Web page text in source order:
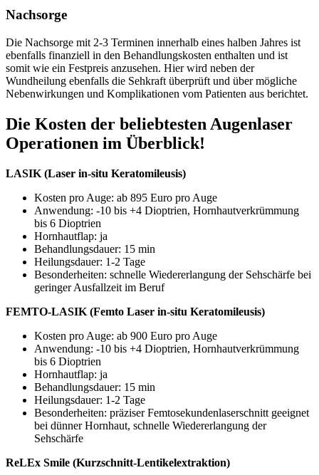
Nachsorge
Die Nachsorge mit 2-3 Terminen innerhalb eines halben Jahres ist
ebenfalls finanziell in den Behandlungskosten enthalten und ist
somit wie ein Festpreis anzusehen. Hier wird neben der
Wundheilung ebenfalls die Sehkraft überprüft und über mögliche
Nebenwirkungen und Komplikationen vom Patienten aus berichtet.
Die Kosten der beliebtesten Augenlaser
Operationen im Überblick!
LASIK (Laser in-situ Keratomileusis)
Kosten pro Auge: ab 895 Euro pro Auge
Anwendung: -10 bis +4 Dioptrien, Hornhautverkrümmung
bis 6 Dioptrien
Hornhautflap: ja
Behandlungsdauer: 15 min
Heilungsdauer: 1-2 Tage
Besonderheiten: schnelle Wiedererlangung der Sehschärfe bei
geringer Ausfallzeit im Beruf
FEMTO-LASIK (Femto Laser in-situ Keratomileusis)
Kosten pro Auge: ab 900 Euro pro Auge
Anwendung: -10 bis +4 Dioptrien, Hornhautverkrümmung
bis 6 Dioptrien
Hornhautflap: ja
Behandlungsdauer: 15 min
Heilungsdauer: 1-2 Tage
Besonderheiten: präziser Femtosekundenlaserschnitt geeignet
bei dünner Hornhaut, schnelle Wiedererlangung der
Sehschärfe
ReLEx Smile (Kurzschnitt-Lentikelextraktion)